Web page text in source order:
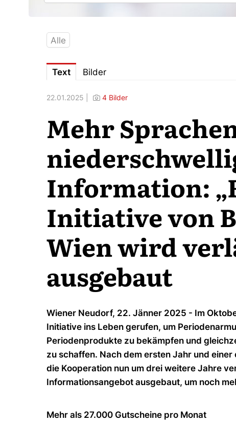
Alle
Text Bilder
22.01.2025 | 4 Bilder
Mehr
Information:
Initiative von
Wien wird
ausgebaut
Wiener Neudorf, 22. Jänner 2025 - Im
Initiative ins Leben gerufen, um
Periodenprodukte zu bekämpfen und
zu schaffen. Nach dem ersten Jahr und
die Kooperation nun um drei weitere Jahre
Informationsangebot ausgebaut, um noch
Mehr als 27.000 Gutscheine pro Monat